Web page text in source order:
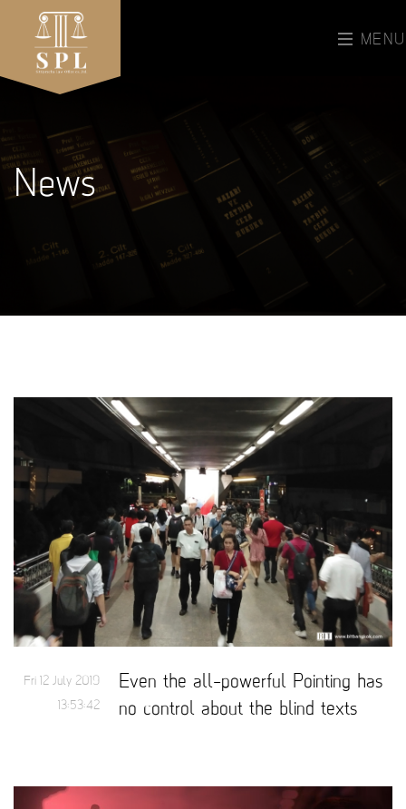
MENU
News
Fri 12 July 2019
13:53:42
Even the all-powerful Pointing has
no control about the blind texts